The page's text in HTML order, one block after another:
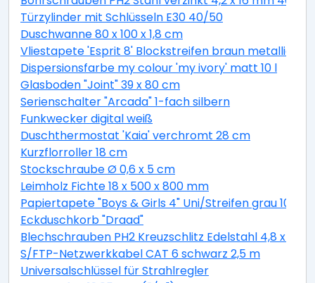
Türzylinder mit Schlüsseln E30 40/50
Duschwanne 80 x 100 x 1,8 cm
Vliestapete 'Esprit 8' Blockstreifen braun metallic
Dispersionsfarbe my colour 'my ivory' matt 10 l
Glasboden "Joint" 39 x 80 cm
Serienschalter "Arcada" 1-fach silbern
Funkwecker digital weiß
Duschthermostat 'Kaia' verchromt 28 cm
Kurzflorroller 18 cm
Stockschraube Ø 0,6 x 5 cm
Leimholz Fichte 18 x 500 x 800 mm
Papiertapete "Boys & Girls 4" Uni/Streifen grau 10,05
Eckduschkorb "Draad"
Blechschrauben PH2 Kreuzschlitz Edelstahl 4,8 x 19
S/FTP-Netzwerkkabel CAT 6 schwarz 2,5 m
Universalschlüssel für Strahlregler